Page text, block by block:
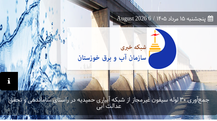
پنجشنبه ۱۵ مرداد ۱۴۰۵ /
6 August 2026
جمع‌آوری ۳۰ لوله سیفون غیرمجاز از شبکه آبیاری حمیدیه در راستای ساماندهی و تحقق
عدالت آبی